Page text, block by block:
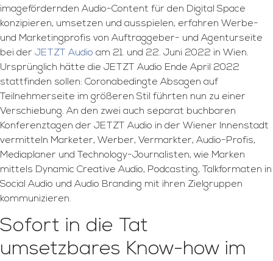
imagefördernden Audio-Content für den Digital Space
konzipieren, umsetzen und ausspielen, erfahren Werbe-
und Marketingprofis von Auftraggeber- und Agenturseite
bei der JETZT Audio am 21. und 22. Juni 2022 in Wien.
Ursprünglich hätte die JETZT Audio Ende April 2022
stattfinden sollen: Coronabedingte Absagen auf
Teilnehmerseite im größeren Stil führten nun zu einer
Verschiebung. An den zwei auch separat buchbaren
Konferenztagen der JETZT Audio in der Wiener Innenstadt
vermitteln Marketer, Werber, Vermarkter, Audio-Profis,
Mediaplaner und Technology-Journalisten, wie Marken
mittels Dynamic Creative Audio, Podcasting, Talkformaten in
Social Audio und Audio Branding mit ihren Zielgruppen
kommunizieren.
Sofort in die Tat
umsetzbares Know-how im